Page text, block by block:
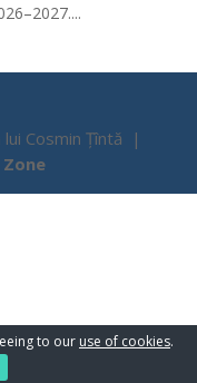
Cosmin Țîntă |
to our use of cookies.